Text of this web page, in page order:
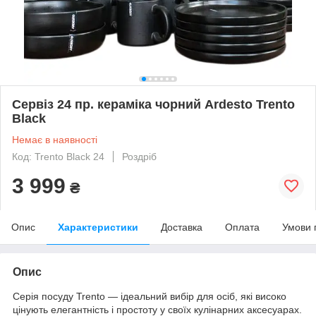
Сервіз 24 пр. кераміка чорний Ardesto Trento
Black
Немає в наявності
Код: Trento Black 24
Роздріб
3 999 ₴
Опис Характеристики Доставка Оплата Умови
Опис
Серія посуду Trento — ідеальний вибір для осіб, які високо
цінують елегантність і простоту у своїх кулінарних аксесуарах.